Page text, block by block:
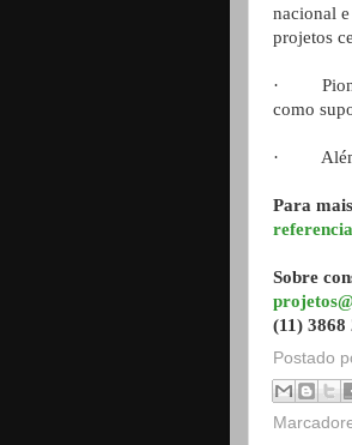
nacional
projetos
·
como
· Além
Para
Sobre
(11) 3868
Postado